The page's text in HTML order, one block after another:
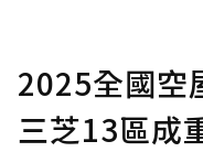
2025全國空
三芝13區成